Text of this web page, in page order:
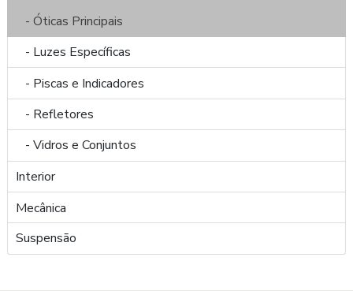
- Óticas Principais
- Luzes Específicas
- Piscas e Indicadores
- Refletores
- Vidros e Conjuntos
Interior
Mecânica
Suspensão